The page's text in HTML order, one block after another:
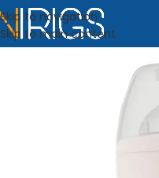
Skip to navigation
Skip to main content